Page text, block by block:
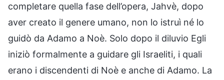
completare quella fase dell’opera, Jahvè, dopo
aver creato il genere umano, non lo istruì né lo
guidò da Adamo a Noè. Solo dopo il diluvio Egli
iniziò formalmente a guidare gli Israeliti, i quali
erano i discendenti di Noè e anche di Adamo. La